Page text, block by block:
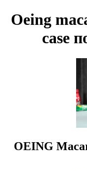
Oeing
case
OEING